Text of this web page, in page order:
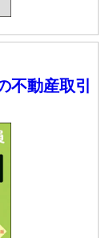
不動産取引